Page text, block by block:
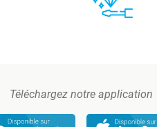
Téléchargez notre application